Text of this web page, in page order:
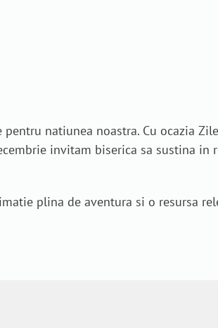
natiunea noastra. Cu ocazia
invitam biserica sa sustina in
plina de aventura si o resursa